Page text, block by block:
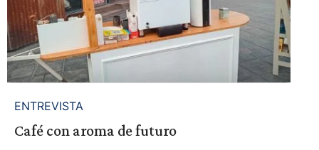
ENTREVISTA
Café con aroma de futuro